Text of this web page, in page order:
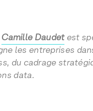
Camille Daudetest
les entreprises
du cadrage
data.